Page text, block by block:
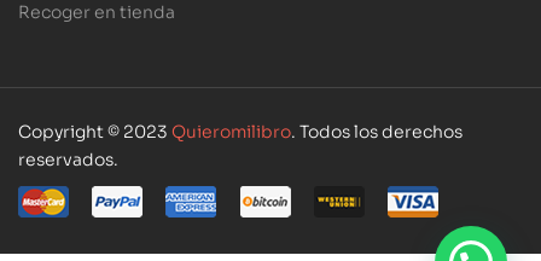
Recoger en tienda
Copyright © 2023 Quieromilibro. Todos los derechos
reservados.